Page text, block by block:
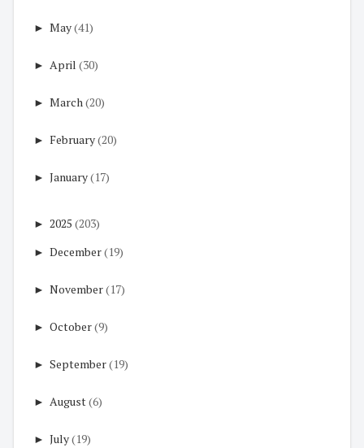
► May(41)
► April (30)
► March(20)
► February(20)
► January(17)
► 2025 (203)
► December(19)
► November(17)
► October(9)
► September(19)
► August(6)
► July(19)